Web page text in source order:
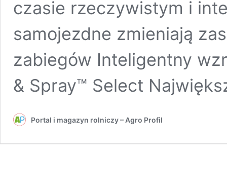
czasie rzeczywistym i
samojezdne zmieniają
zabiegów Inteligentny
& Spray™ Select
Portal i magazyn rolniczy – Agro Profil